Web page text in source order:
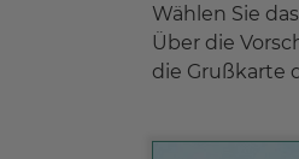
Wählen Sie
Über die
die Grußkarte